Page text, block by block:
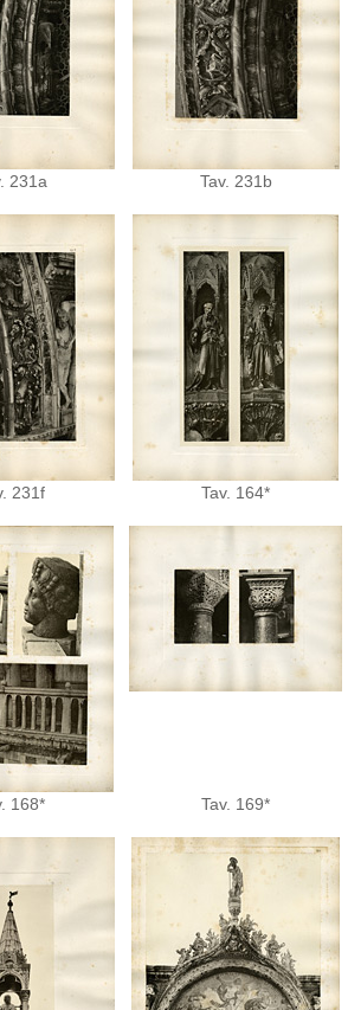
231a Tav. 231b
231f Tav. 164*
168* Tav. 169*